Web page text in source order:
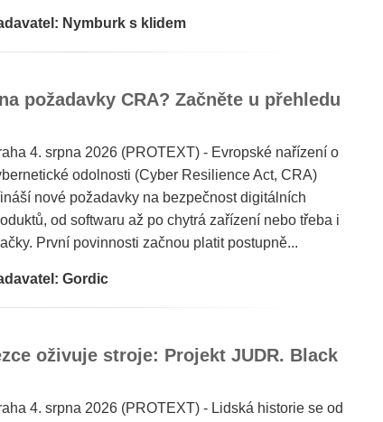
Nymburk s klidem
požadavky CRA? Začněte u přehledu
4. srpna 2026 (PROTEXT) - Evropské nařízení o
odolnosti (Cyber Resilience Act, CRA)
nové požadavky na bezpečnost digitálních
od softwaru až po chytrá zařízení nebo třeba i
První povinnosti začnou platit postupně...
Gordic
oživuje stroje: Projekt JUDR. Black
4. srpna 2026 (PROTEXT) - Lidská historie se od